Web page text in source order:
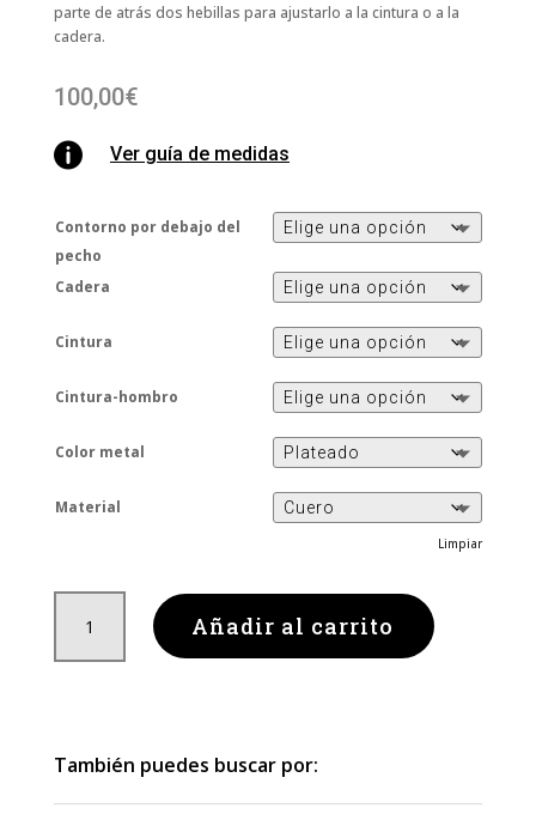
parte de atrás dos hebillas para ajustarlo a la cintura o a la
cadera.
100,00€
 Ver guía de medidas
Contorno por debajo del
pecho
Cadera
Cintura
Cintura-hombro
Color metal
Material
Limpiar
Harness
Añadir al carrito
También puedes buscar por: